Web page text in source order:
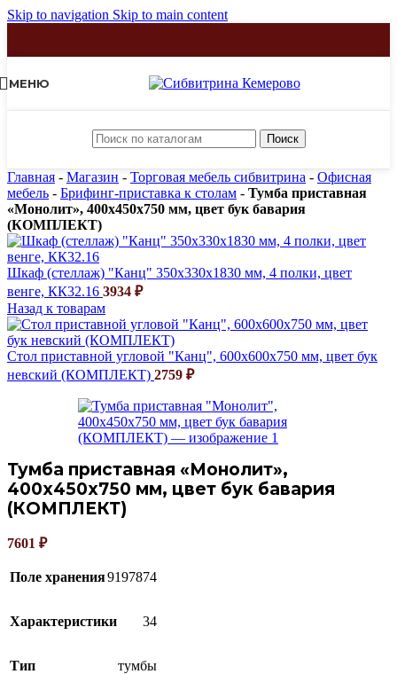
Skip to navigation Skip to main content
МЕНЮ
Поиск
Главная - Магазин - Торговая мебель сибвитрина - Офисная
мебель - Брифинг-приставка к столам - Тумба приставная
«Монолит», 400х450х750 мм, цвет бук бавария
(КОМПЛЕКТ)
Шкаф (стеллаж) "Канц" 350х330х1830 мм, 4 полки, цвет
венге, КК32.16 3934 ₽
Назад к товарам
Стол приставной угловой "Канц", 600х600х750 мм, цвет бук
невский (КОМПЛЕКТ) 2759 ₽
Тумба приставная «Монолит»,
400х450х750 мм, цвет бук бавария
(КОМПЛЕКТ)
7601 ₽
Поле хранения9197874
Характеристики 34
Тип тумбы